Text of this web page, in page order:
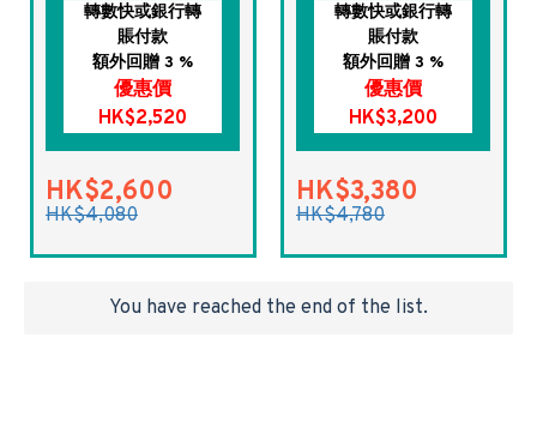
轉數快或銀行轉
賬付款
額外回贈 3 %
優惠價
HK$2,520
HK$2,600
HK$4,080
轉數快或銀行轉
賬付款
額外回贈 3 %
優惠價
HK$3,200
HK$3,380
HK$4,780
You have reached the end of the list.